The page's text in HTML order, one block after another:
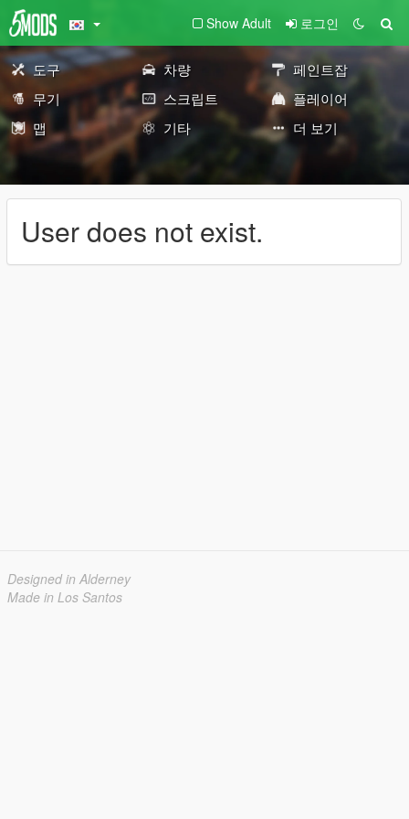
Show Adult 로그인
도구 차량
페인트잡
무기
스크립트
플레이어
맵
기타 더 보기
User does not exist.
Designed in Alderney
Made in Los Santos